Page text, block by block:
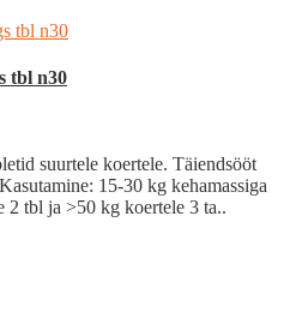
tbl n30
suurtele koertele. Täiendsööt
15-30 kg kehamassiga
2 tbl ja >50 kg koertele 3 ta..